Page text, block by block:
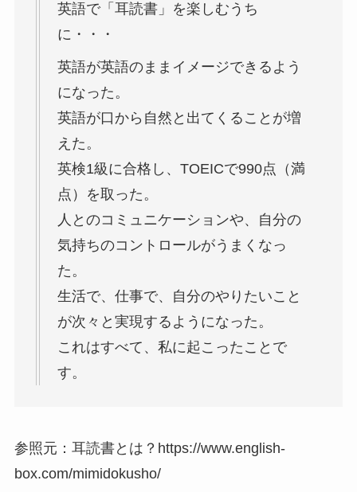
英語で「耳読書」を楽しむうち
に・・・
英語が英語のままイメージできるよう
になった。
英語が口から自然と出てくることが増
えた。
英検1級に合格し、TOEICで990点（満
点）を取った。
人とのコミュニケーションや、自分の
気持ちのコントロールがうまくなっ
た。
生活で、仕事で、自分のやりたいこと
が次々と実現するようになった。
これはすべて、私に起こったことで
す。
参照元：耳読書とは？https://www.english-
box.com/mimidokusho/